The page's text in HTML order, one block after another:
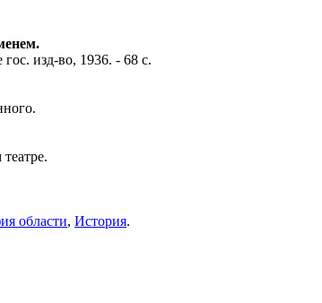
изд-во, 1936. - 68 с.
области, История.